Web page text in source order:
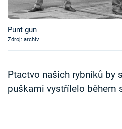
Časopis
Sledujte prima+
Punt gun
Zdroj: archiv
Ptactvo našich rybníků by
puškami vystřílelo během